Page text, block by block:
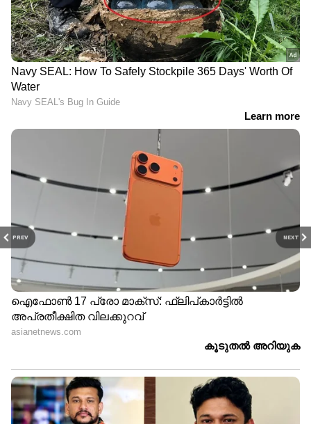
PREV NEXT